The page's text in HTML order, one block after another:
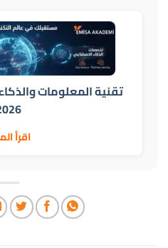
تقنية المعلومات
اقرأ